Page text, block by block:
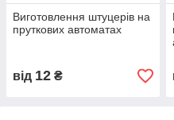
Виготовлення штуцерів на
пруткових автоматах
від 12 ₴